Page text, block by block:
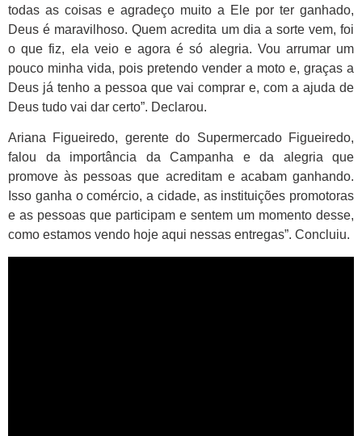
todas as coisas e agradeço muito a Ele por ter ganhado,
Deus é maravilhoso. Quem acredita um dia a sorte vem, foi
o que fiz, ela veio e agora é só alegria. Vou arrumar um
pouco minha vida, pois pretendo vender a moto e, graças a
Deus já tenho a pessoa que vai comprar e, com a ajuda de
Deus tudo vai dar certo”. Declarou.
Ariana Figueiredo, gerente do Supermercado Figueiredo,
falou da importância da Campanha e da alegria que
promove às pessoas que acreditam e acabam ganhando.
Isso ganha o comércio, a cidade, as instituições promotoras
e as pessoas que participam e sentem um momento desse,
como estamos vendo hoje aqui nessas entregas”. Concluiu.